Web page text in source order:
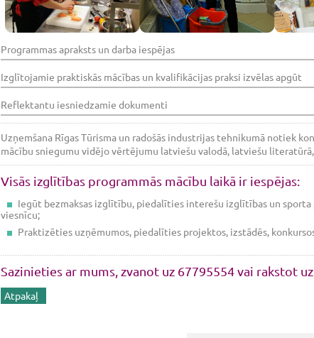
Programmas apraksts un darba iespējas
Izglītojamie praktiskās mācības un kvalifikācijas praksi izvēlas apgūt
Reflektantu iesniedzamie dokumenti
Uzņemšana Rīgas Tūrisma un radošās industrijas tehnikumā notiek
mācību sniegumu vidējo vērtējumu latviešu valodā, latviešu
Visās izglītības programmās mācību laikā ir iespējas:
Iegūt bezmaksas izglītību, piedalīties interešu izglītības un
viesnīcu;
Praktizēties uzņēmumos, piedalīties projektos, izstādēs,
Sazinieties ar mums, zvanot uz 67795554 vai rakstot
Atpakaļ